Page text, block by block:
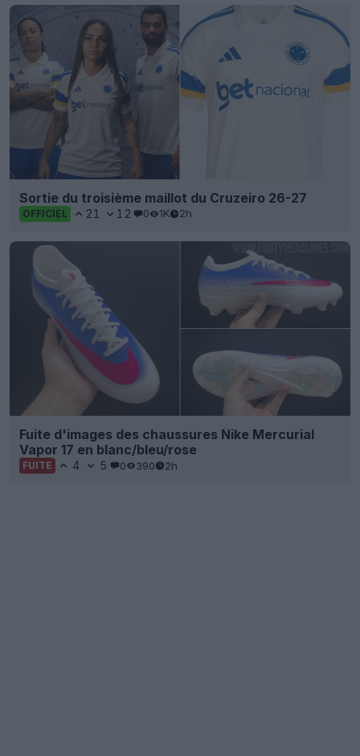
Sortie du troisième maillot du Cruzeiro 26-27
OFFICIEL 21 12 0 1K 2h
Fuite d'images des chaussures Nike Mercurial
Vapor 17 en blanc/bleu/rose
FUITE 4 5 0 390 2h